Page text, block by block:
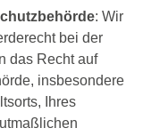
: Wir
bei der
das Recht auf
insbesondere
Ihres